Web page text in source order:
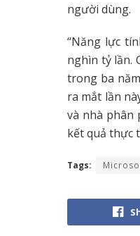
người dùng.
“Năng lực
nghìn tỷ lần.
trong ba
ra mắt lần
và nhà phân
kết quả thực
Tags: